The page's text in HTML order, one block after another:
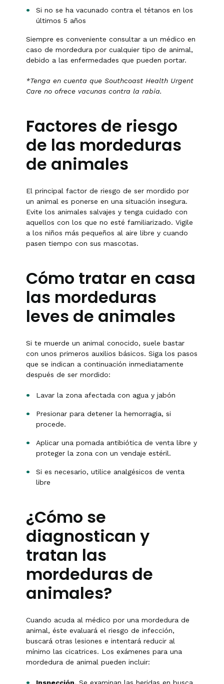
Si no se ha vacunado contra el tétanos en los
últimos 5 años
Siempre es conveniente consultar a un médico en
caso de mordedura por cualquier tipo de animal,
debido a las enfermedades que pueden portar.
*Tenga en cuenta que Southcoast Health Urgent
Care no ofrece vacunas contra la rabia.
Factores de riesgo
de las mordeduras
de animales
El principal factor de riesgo de ser mordido por
un animal es ponerse en una situación insegura.
Evite los animales salvajes y tenga cuidado con
aquellos con los que no esté familiarizado. Vigile
a los niños más pequeños al aire libre y cuando
pasen tiempo con sus mascotas.
Cómo tratar en casa
las mordeduras
leves de animales
Si te muerde un animal conocido, suele bastar
con unos primeros auxilios básicos. Siga los pasos
que se indican a continuación inmediatamente
después de ser mordido:
Lavar la zona afectada con agua y jabón
Presionar para detener la hemorragia, si
procede.
Aplicar una pomada antibiótica de venta libre y
proteger la zona con un vendaje estéril.
Si es necesario, utilice analgésicos de venta
libre
¿Cómo se
diagnostican y
tratan las
mordeduras de
animales?
Cuando acuda al médico por una mordedura de
animal, éste evaluará el riesgo de infección,
buscará otras lesiones e intentará reducir al
mínimo las cicatrices. Los exámenes para una
mordedura de animal pueden incluir: